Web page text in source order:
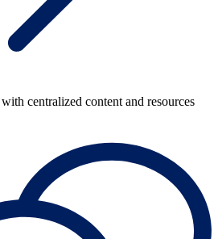
centralized content and resources